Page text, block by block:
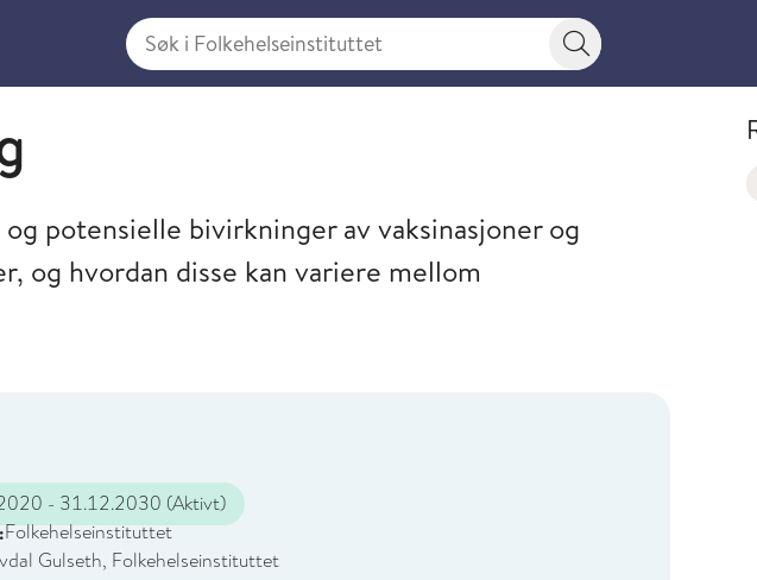
Søk i Folkehelseinstituttet
Søkeknapp
potensielle bivirkninger av vaksinasjoner og
og hvordan disse kan variere mellom
- 31.12.2030 (Aktivt)
Folkehelseinstituttet
Gulseth, Folkehelseinstituttet